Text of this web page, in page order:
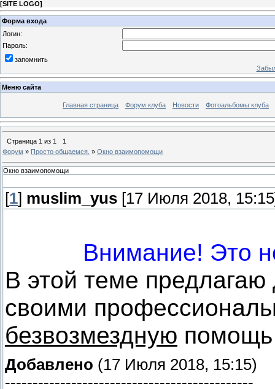
[SITE LOGO]
Форма входа
Логин:
Пароль:
запомнить
Меню сайта
Главная страница Форум клуба Новости Фотоальбомы клуба
Страница 1 из 1
1
Форум » Просто общаемся. » Окно взаимопомощи
Окно взаимопомощи
[1] muslim_yus [17 Июля 2018,
Внимание! Это
В этой теме
своими
безвозмездную
Добавлено (17 Июля 2018, 15:15)
---------------------------------------------